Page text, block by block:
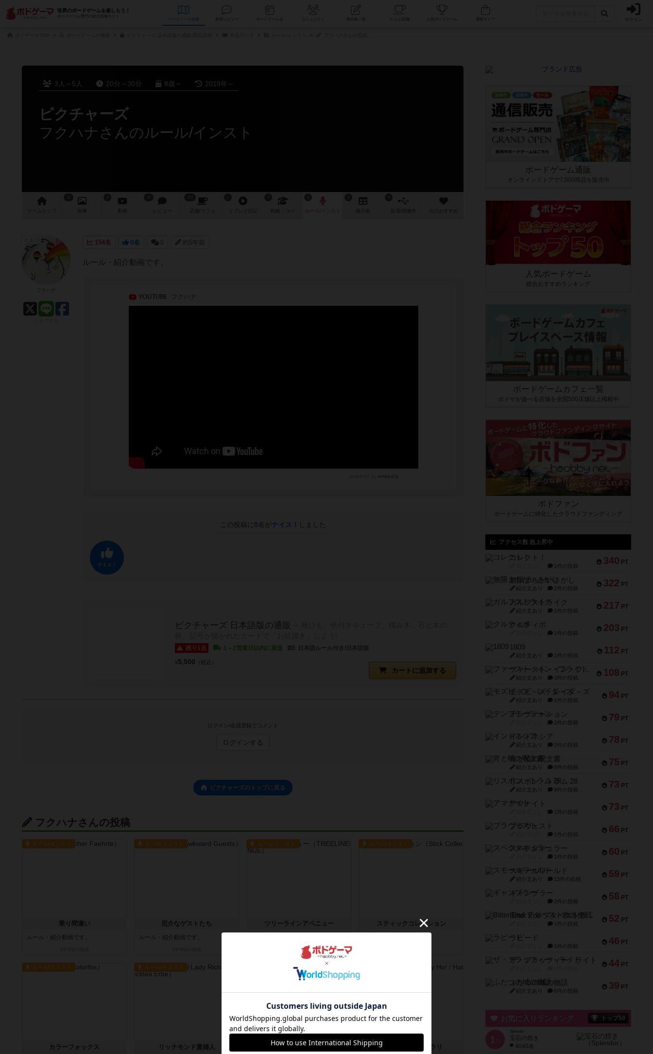
世界のボードゲームを楽しもう！
ボードゲーム専門の総合情報サイト
データベース コミュニティ 人気ボードゲーム ログイン
3人～5人 20分～30分 8歳～ 2019年～
ピクチャーズ
フクハナさんのルール/インスト
ゲーム 画像 レビュー 店舗/ カフェ 戦略 作 次のおすすめ
154名 0名 0 約5年前
ルール・紹介動画です。
この投稿に 0名がナイス！ しました
ナイス！
ピクチャーズ 日本語版の通販
残り1点 1～2営業日以内に発送
カートに追加する
¥5,500 （税込）
ログイン/会員登録でコメント
ログインする
ピクチャーズのトップに戻る
フクハナさんの投稿
ルール/インスト
乗り間違い
ルール・紹介動画です。
ルール/インスト
厄介なゲストたち
ルール・紹介動画です。
ルール/インスト
ツリーラインアベニュー
の投稿
ルール/インスト
スティックコレクション
ルール/インスト
カラーフォックス
ルール/インスト
リッチモンド貴婦人
ルール/インスト
ゲスクラブ タリーホー！ / ハラリ
ボードゲーム通販
オンラインストアで7,500商品を販売中
人気ボードゲーム
総合おすすめランキング
ボードゲームカフェ一覧
ボドゲが遊べる店舗を全国500店舗以上掲載中
ボドファン
ボードゲームに特化したクラウドファンディング
アクセス数 急上昇中
340 PT
コレクト！
1件の投稿
322 PT
無限まちがいさがし
紹介文あり 2件の投稿
217 PT
ガルフストライク
紹介文あり 1件の投稿
203 PT
クルティボ
1件の投稿
112 PT
1809
紹介文あり 1件の投稿
108 PT
ファースト・イン・フライト
紹介文あり 3件の投稿
94 PT
モズビ－ズ・レイダ－ズ
紹介文あり 1件の投稿
79 PT
テンプテーション
2件の投稿
78 PT
インドネシア
紹介文あり 2件の投稿
75 PT
宵と暁の呪文書
紹介文あり 8件の投稿
73 PT
リスボン・トラム 28
紹介文あり 9件の投稿
73 PT
アマナイト
1件の投稿
66 PT
ブラヴェスト
1件の投稿
60 PT
スペクタキュラー
1件の投稿
59 PT
スモールワールド
紹介文あり 13件の投稿
58 PT
ギャンブラー
2件の投稿
52 PT
Bitter End ブタペスト救出作戦
1件の投稿
46 PT
ラピード
1件の投稿
44 PT
ザ・フラッフィー・ライト
39 PT
ふたつの城の物語
紹介文あり 6件の投稿
お気に入りランキング トップ50
1 位
宝石の煌き
4040名